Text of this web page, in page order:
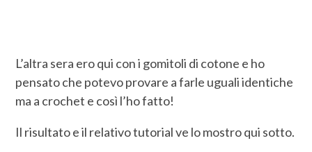
L’altra sera ero qui con i gomitoli di cotone e ho
pensato che potevo provare a farle uguali identiche
ma a crochet e così l’ho fatto!
Il risultato e il relativo tutorial ve lo mostro qui sotto.